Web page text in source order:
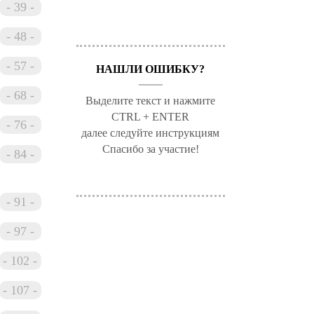
of XX
39
48
57
68
76
84
91
97
102
107
НАШЛИ ОШИБКУ?
Выделите текст и нажмите
CTRL + ENTER
далее следуйте инструкциям
Спасибо за участие!